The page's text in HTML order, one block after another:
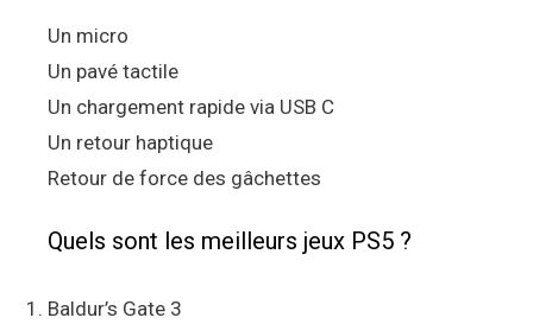
Un micro
Un pavé tactile
Un chargement rapide via USB C
Un retour haptique
Retour de force des gâchettes
Quels sont les meilleurs jeux PS5 ?
Baldur’s Gate 3